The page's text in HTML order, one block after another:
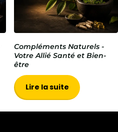
Compléments Naturels -
Votre Allié Santé et Bien-
être
Lire la suite